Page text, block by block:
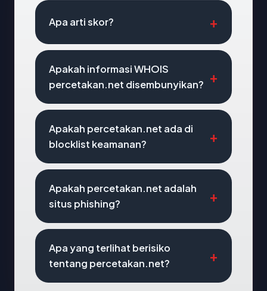
Apa arti skor?
Apakah informasi WHOIS
percetakan.net disembunyikan?
Apakah percetakan.net ada di
blocklist keamanan?
Apakah percetakan.net adalah
situs phishing?
Apa yang terlihat berisiko
tentang percetakan.net?